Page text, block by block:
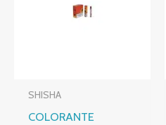
SHISHA
COLORANTE